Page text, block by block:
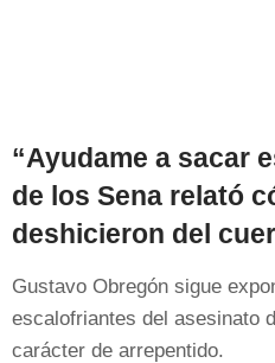
“Ayudame a sacar
de los Sena relató
deshicieron del
Gustavo Obregón sigue
escalofriantes del asesinato
carácter de arrepentido.